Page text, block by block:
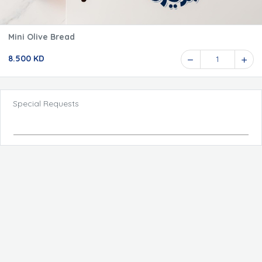
Mini Olive Bread
8.500 KD 1
Special Requests